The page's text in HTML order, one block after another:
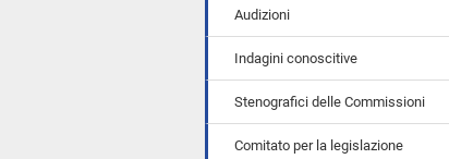
Audizioni
Indagini conoscitive
Stenografici delle Commissioni
Comitato per la legislazione